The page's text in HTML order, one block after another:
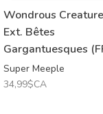
Wondrous
Ext. Bêtes
Gargantuesques
Super Meeple
34,99$CA